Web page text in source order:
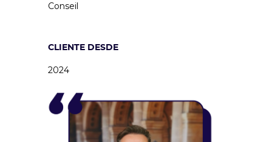
Conseil
CLIENTE DESDE
2024